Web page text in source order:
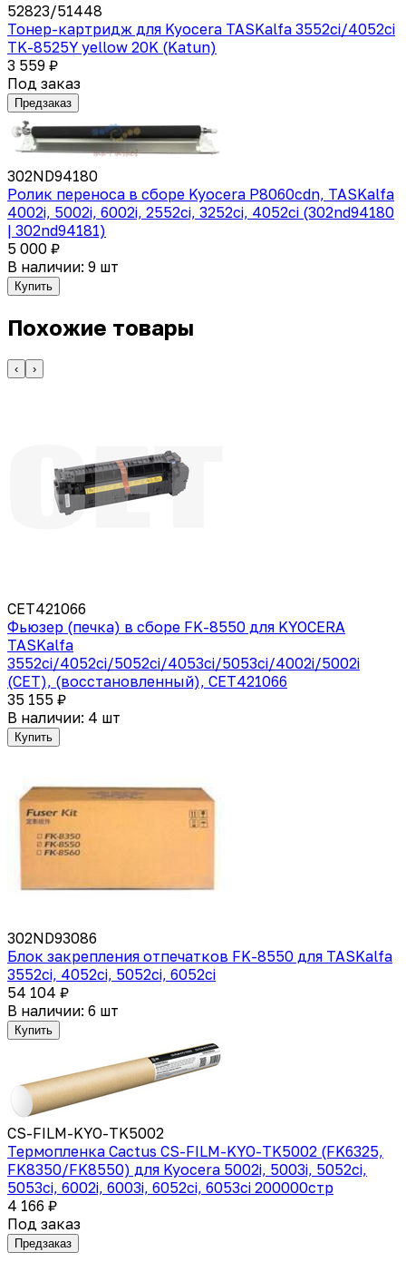
52823/51448
Тонер-картридж для Kyocera TASKalfa 3552ci/4052ci
TK-8525Y yellow 20K (Katun)
3 559 ₽
Под заказ
Предзаказ
302ND94180
Ролик переноса в сборе Kyocera P8060cdn, TASKalfa
4002i, 5002i, 6002i, 2552ci, 3252ci, 4052ci (302nd94180
| 302nd94181)
5 000 ₽
В наличии: 9 шт
Купить
Похожие товары
‹ ›
CET421066
Фьюзер (печка) в сборе FK-8550 для KYOCERA
TASKalfa
3552ci/4052ci/5052ci/4053ci/5053ci/4002i/5002i
(CET), (восстановленный), CET421066
35 155 ₽
В наличии: 4 шт
Купить
302ND93086
Блок закрепления отпечатков FK-8550 для TASKalfa
3552ci, 4052ci, 5052ci, 6052ci
54 104 ₽
В наличии: 6 шт
Купить
CS-FILM-KYO-TK5002
Термопленка Cactus CS-FILM-KYO-TK5002 (FK6325,
FK8350/FK8550) для Kyocera 5002i, 5003i, 5052ci,
5053ci, 6002i, 6003i, 6052ci, 6053ci 200000стр
4 166 ₽
Под заказ
Предзаказ